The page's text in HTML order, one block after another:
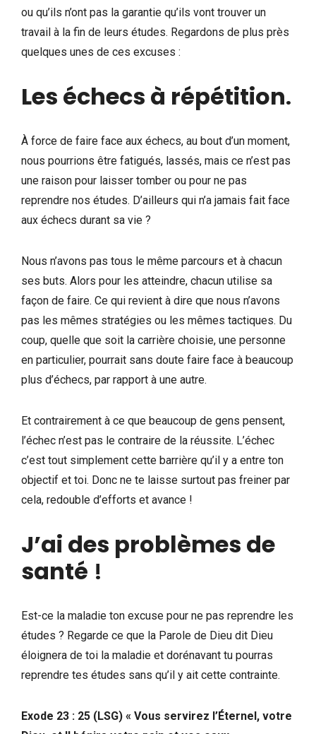
ou qu’ils n’ont pas la garantie qu’ils vont trouver un
travail à la fin de leurs études. Regardons de plus près
quelques unes de ces excuses :
Les échecs à répétition.
À force de faire face aux échecs, au bout d’un moment,
nous pourrions être fatigués, lassés, mais ce n’est pas
une raison pour laisser tomber ou pour ne pas
reprendre nos études. D’ailleurs qui n’a jamais fait face
aux échecs durant sa vie ?
Nous n’avons pas tous le même parcours et à chacun
ses buts. Alors pour les atteindre, chacun utilise sa
façon de faire. Ce qui revient à dire que nous n’avons
pas les mêmes stratégies ou les mêmes tactiques. Du
coup, quelle que soit la carrière choisie, une personne
en particulier, pourrait sans doute faire face à beaucoup
plus d’échecs, par rapport à une autre.
Et contrairement à ce que beaucoup de gens pensent,
l’échec n’est pas le contraire de la réussite. L’échec
c’est tout simplement cette barrière qu’il y a entre ton
objectif et toi. Donc ne te laisse surtout pas freiner par
cela, redouble d’efforts et avance !
J’ai des problèmes de
santé !
Est-ce la maladie ton excuse pour ne pas reprendre les
études ? Regarde ce que la Parole de Dieu dit Dieu
éloignera de toi la maladie et dorénavant tu pourras
reprendre tes études sans qu’il y ait cette contrainte.
Exode 23 : 25 (LSG) « Vous servirez l’Éternel, votre